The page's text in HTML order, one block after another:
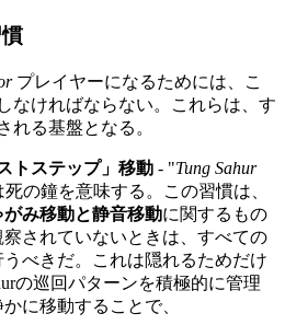
プレイヤーになるためには、こ
なければならない。これらは、す
れる基盤となる。
トステップ」移動 - "Tung Sahur
の鐘を意味する。この習慣は、
み移動と静音移動に関するもの
されていないときは、すべての
べきだ。これは隠れるためだけ
の巡回パターンを積極的に管理
に移動することで、